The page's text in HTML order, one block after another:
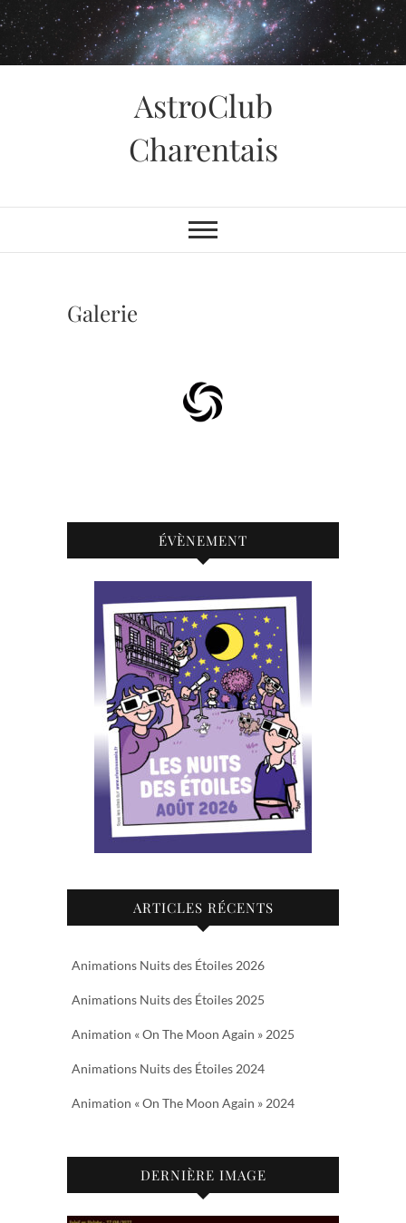
Skip
to
content
AstroClub
Charentais
Galerie
ÉVÈNEMENT
ARTICLES RÉCENTS
Animations Nuits des Étoiles 2026
Animations Nuits des Étoiles 2025
Animation « On The Moon Again » 2025
Animations Nuits des Étoiles 2024
Animation « On The Moon Again » 2024
DERNIÈRE IMAGE